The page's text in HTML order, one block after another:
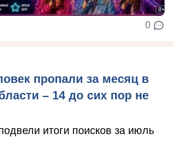
0
пропали за месяц в
– 14 до сих пор не
итоги поисков за июль